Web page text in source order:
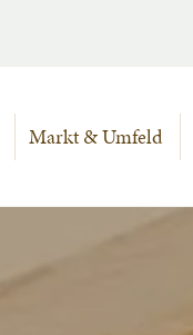
Markt & Umfeld